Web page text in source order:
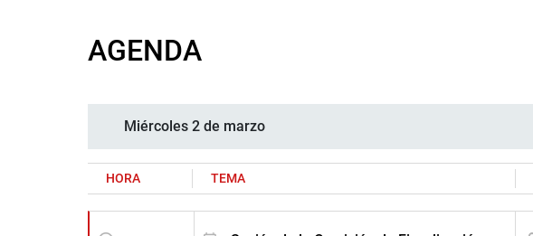
AGENDA
Miércoles 2 de marzo
HORA TEMA